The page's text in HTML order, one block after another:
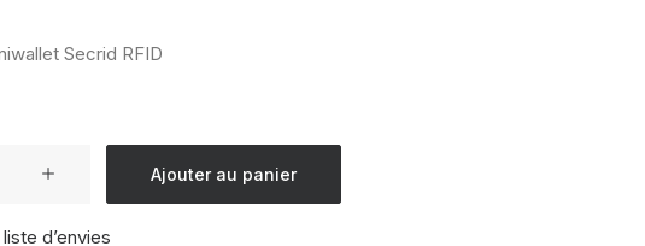
Secrid RFID
Ajouter au panier
d’envies